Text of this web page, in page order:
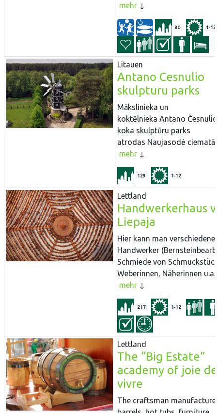
mehr
80 1-12
Litauen
Antano Cesnulio
skulpturu parks
Mākslinieka un
koktēlnieka Antano Česnulio
koka skulptūru parks
atrodas Naujasodė
mehr
129 1-12
Lettland
Handwerkerhaus
Liepaja
Hier kann man verschiedene
Handwerker
Schmiede von
Weberinnen, Näherinnen
mehr
217 1-12
Lettland
The “Big Estate”
academy of joie de
vivre
The craftsman